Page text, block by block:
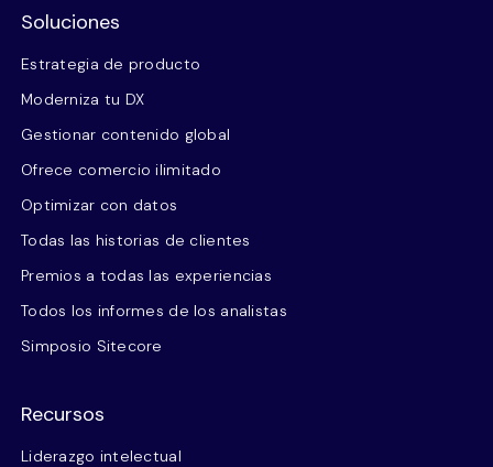
Soluciones
Estrategia de producto
Moderniza tu DX
Gestionar contenido global
Ofrece comercio ilimitado
Optimizar con datos
Todas las historias de clientes
Premios a todas las experiencias
Todos los informes de los analistas
Simposio Sitecore
Recursos
Liderazgo intelectual